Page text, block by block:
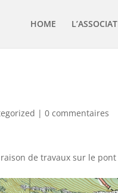
HOME
|0 commentaires
de travaux sur le